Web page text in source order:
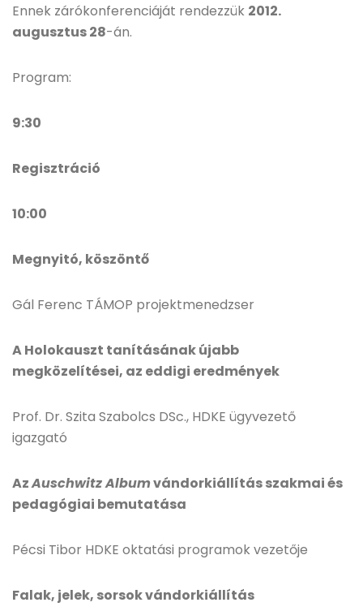
Ennek zárókonferenciáját rendezzük 2012.
augusztus 28-án.
Program:
9:30
Regisztráció
10:00
Megnyitó, köszöntő
Gál Ferenc TÁMOP projektmenedzser
A Holokauszt tanításának újabb
megközelítései, az eddigi eredmények
Prof. Dr. Szita Szabolcs DSc., HDKE ügyvezető
igazgató
AzAuschwitz Albumvándorkiállítás szakmai és
pedagógiai bemutatása
Pécsi Tibor HDKE oktatási programok vezetője
Falak, jelek, sorsok vándorkiállítás